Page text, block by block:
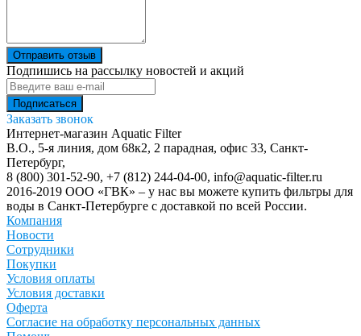
Отправить отзыв
Подпишись на рассылку новостей и акций
Заказать звонок
Интернет-магазин Aquatic Filter
В.О., 5-я линия, дом 68к2, 2 парадная, офис 33, Санкт-
Петербург,
8 (800) 301-52-90, +7 (812) 244-04-00, info@aquatic-filter.ru
2016-2019 ООО «ГВК» – у нас вы можете купить фильтры для
воды в Санкт-Петербурге с доставкой по всей России.
Компания
Новости
Сотрудники
Покупки
Условия оплаты
Условия доставки
Оферта
Согласие на обработку персональных данных